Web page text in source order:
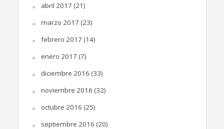
abril 2017 (21)
marzo 2017 (23)
febrero 2017 (14)
enero 2017 (7)
diciembre 2016 (33)
noviembre 2016 (32)
octubre 2016 (25)
septiembre 2016 (20)